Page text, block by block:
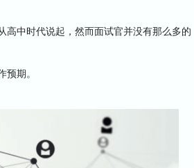
中时代说起，然而面试官并没有那么多的
期。